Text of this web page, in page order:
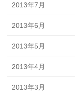
2013年7月
2013年6月
2013年5月
2013年4月
2013年3月